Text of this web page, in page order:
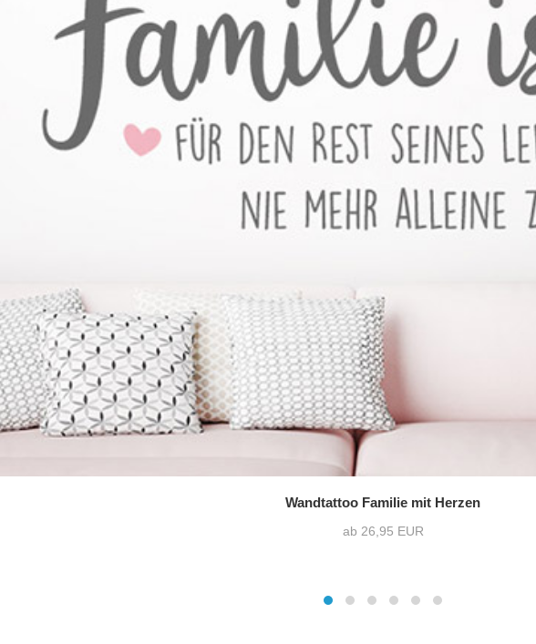
Wandtattoo Familie mit Herzen
ab 26,95 EUR